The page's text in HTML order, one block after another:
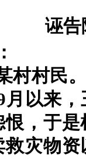
诬告
村村民
月以来
恨，于
救灾物